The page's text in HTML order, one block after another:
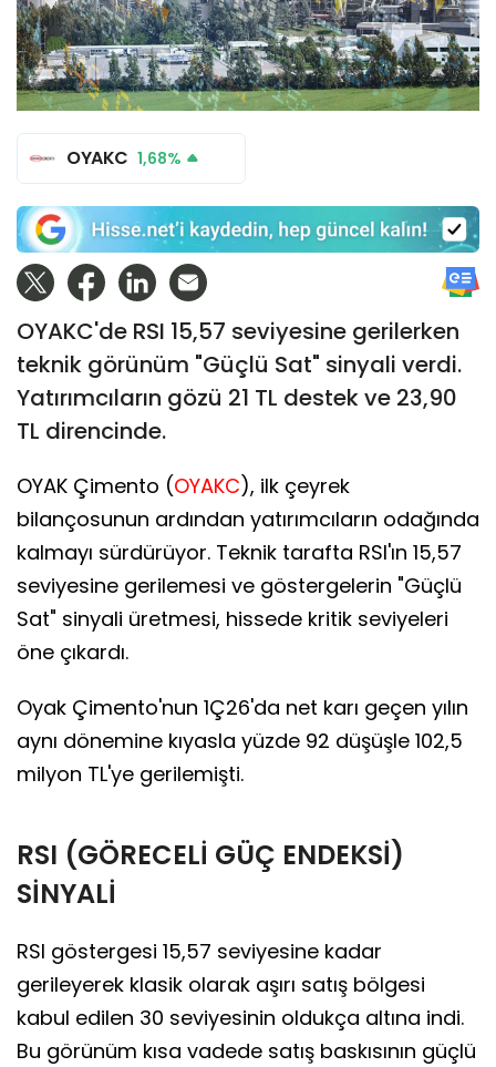
OYAKC 1,68%
OYAKC'de RSI 15,57 seviyesine gerilerken
teknik görünüm "Güçlü Sat" sinyali verdi.
Yatırımcıların gözü 21 TL destek ve 23,90
TL direncinde.
OYAK Çimento (OYAKC), ilk çeyrek
bilançosunun ardından yatırımcıların odağında
kalmayı sürdürüyor. Teknik tarafta RSI'ın 15,57
seviyesine gerilemesi ve göstergelerin "Güçlü
Sat" sinyali üretmesi, hissede kritik seviyeleri
öne çıkardı.
Oyak Çimento'nun 1Ç26'da net karı geçen yılın
aynı dönemine kıyasla yüzde 92 düşüşle 102,5
milyon TL'ye gerilemişti.
RSI (GÖRECELİ GÜÇ ENDEKSİ)
SİNYALİ
RSI göstergesi 15,57 seviyesine kadar
gerileyerek klasik olarak aşırı satış bölgesi
kabul edilen 30 seviyesinin oldukça altına indi.
Bu görünüm kısa vadede satış baskısının güçlü